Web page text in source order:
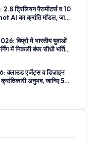
ट्रिलियन पैरामीटर्स व 10
AI का क्रांति मॉडल, जानिए
विप्रो में भारतीय युवाओं
में निकली बंपर सीधी भर्तियां,
एजेंट्स व डिज़ाइन
अनुभव, जानिए 5